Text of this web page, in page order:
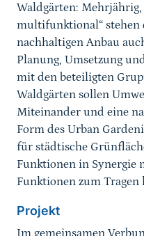
Waldgärten:
multifunktional“ stehen
nachhaltigen Anbau
Planung, Umsetzung
mit den beteiligten
Waldgärten sollen
Miteinander und eine
Form des Urban
für städtische
Funktionen in Synergie
Funktionen zum Tragen
Projekt